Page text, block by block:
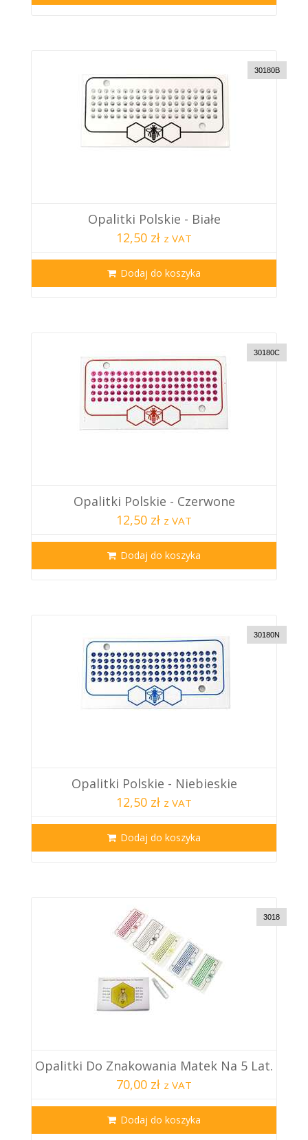
30180B
Opalitki Polskie - Białe
12,50 zł z VAT
Dodaj do koszyka
30180C
Opalitki Polskie - Czerwone
12,50 zł z VAT
Dodaj do koszyka
30180N
Opalitki Polskie - Niebieskie
12,50 zł z VAT
Dodaj do koszyka
3018
Opalitki Do Znakowania Matek Na 5 Lat.
70,00 zł z VAT
Dodaj do koszyka